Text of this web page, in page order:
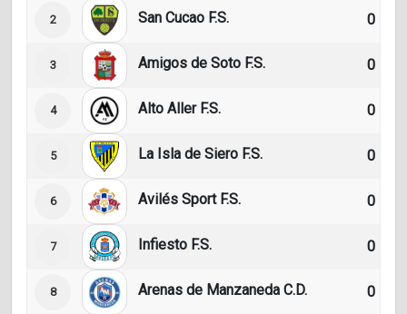
2 San Cucao F.S. 0
3 Amigos de Soto F.S. 0
4 Alto Aller F.S. 0
5 La Isla de Siero F.S. 0
6 Avilés Sport F.S. 0
7 Infiesto F.S. 0
8 Arenas de Manzaneda C.D. 0